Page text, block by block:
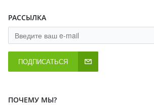
РАССЫЛКА
ПОДПИСАТЬСЯ
ПОЧЕМУ МЫ?